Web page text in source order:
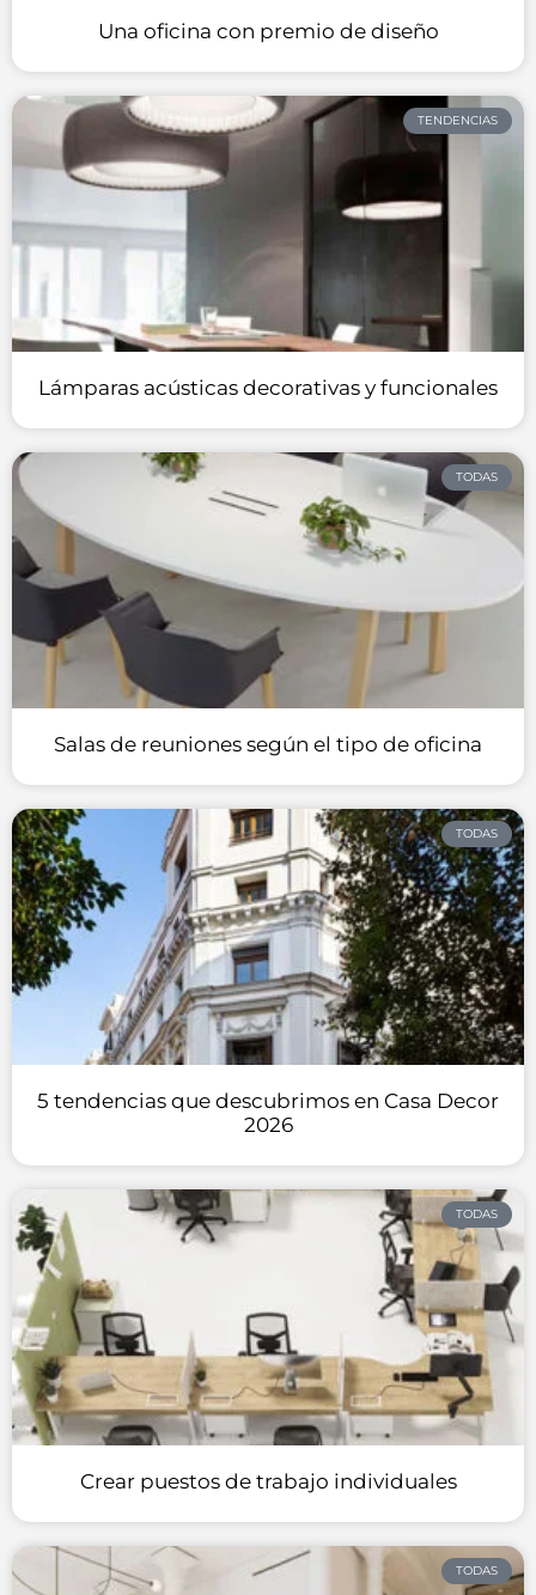
Una oficina con premio de diseño
TENDENCIAS
Lámparas acústicas decorativas y funcionales
TODAS
Salas de reuniones según el tipo de oficina
TODAS
5 tendencias que descubrimos en Casa Decor
2026
TODAS
Crear puestos de trabajo individuales
TODAS